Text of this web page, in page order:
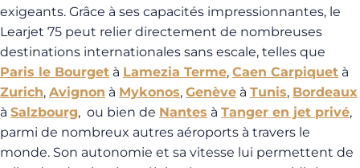
exigeants. Grâce à ses capacités impressionnantes, le
Learjet 75 peut relier directement de nombreuses
destinations internationales sans escale, telles que
Paris le Bourget à Lamezia Terme, Caen Carpiquet à
Zurich, Avignon à Mykonos, Genève à Tunis, Bordeaux
à Salzbourg, ou bien de Nantes à Tanger en jet privé,
parmi de nombreux autres aéroports à travers le
monde. Son autonomie et sa vitesse lui permettent de